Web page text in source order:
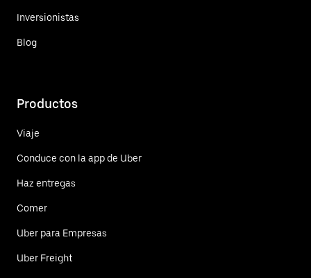
Inversionistas
Blog
Productos
Viaje
Conduce con la app de Uber
Haz entregas
Comer
Uber para Empresas
Uber Freight